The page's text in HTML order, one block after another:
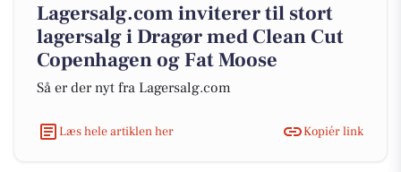
Lagersalg.com inviterer til stort
lagersalg i Dragør med Clean Cut
Copenhagen og Fat Moose
Så er der nyt fra Lagersalg.com
Læs hele artiklen her Kopiér link